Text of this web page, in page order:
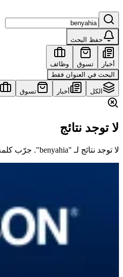
حفظ البحث
أخبار تسوق
وظائف
البحث في العنوان فقط
الكل أخبار تسوق
لا توجد نتائج
لا توجد نتائج لـ "benyahia". جرّب كلمة بحث أخرى.